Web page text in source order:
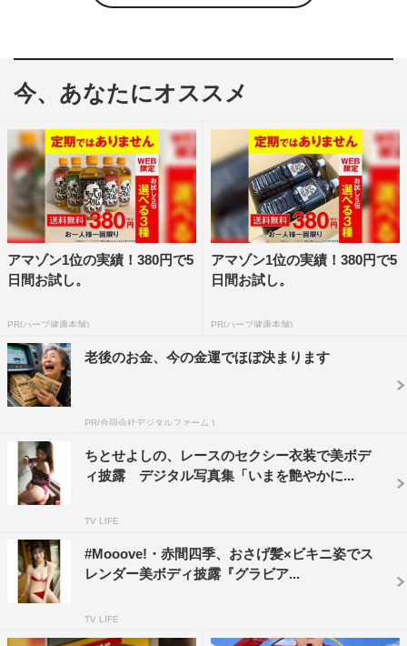
今、あなたにオススメ
アマゾン1位の実績！380円で5
日間お試し。
PR(ハーブ健康本舗)
アマゾン1位の実績！380円で5
日間お試し。
PR(ハーブ健康本舗)
老後のお金、今の金運でほぼ決まります
PR(合同会社デジタルファーム )
ちとせよしの、レースのセクシー衣装で美ボデ
ィ披露 デジタル写真集「いまを艶やかに...
TV LIFE
#Mooove!・赤間四季、おさげ髪×ビキニ姿でス
レンダー美ボディ披露『グラビア...
TV LIFE